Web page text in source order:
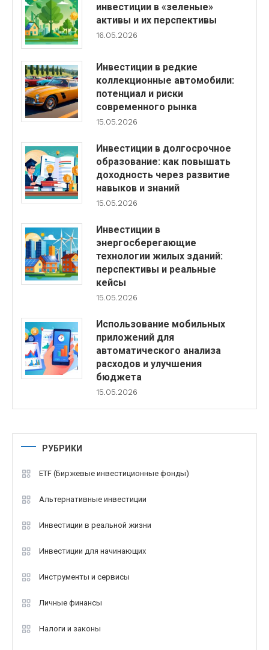
инвестиции в «зеленые»
активы и их перспективы
16.05.2026
Инвестиции в редкие
коллекционные автомобили:
потенциал и риски
современного рынка
15.05.2026
Инвестиции в долгосрочное
образование: как повышать
доходность через развитие
навыков и знаний
15.05.2026
Инвестиции в
энергосберегающие
технологии жилых зданий:
перспективы и реальные
кейсы
15.05.2026
Использование мобильных
приложений для
автоматического анализа
расходов и улучшения
бюджета
15.05.2026
РУБРИКИ
ETF (Биржевые инвестиционные фонды)
Альтернативные инвестиции
Инвестиции в реальной жизни
Инвестиции для начинающих
Инструменты и сервисы
Личные финансы
Налоги и законы